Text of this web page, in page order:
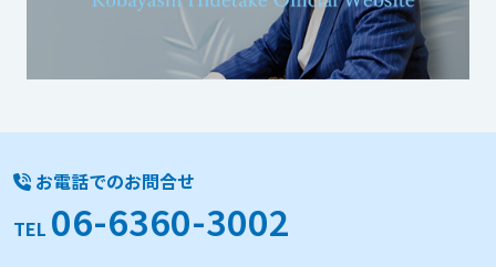
お電話でのお問合せ
TEL 06-6360-3002